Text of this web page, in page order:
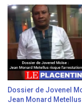
Dossier de Jovenel
Jean Monard